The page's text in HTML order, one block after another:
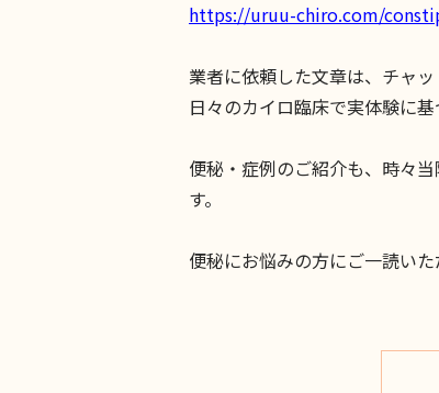
https://uruu-chiro.com/
業者に依頼した文章は、チャ
日々のカイロ臨床で実体験に基
便秘・症例のご紹介も、時々
す。
便秘にお悩みの方にご一読いた